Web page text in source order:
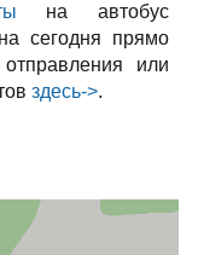
на автобус
сегодня прямо
или
здесь->.